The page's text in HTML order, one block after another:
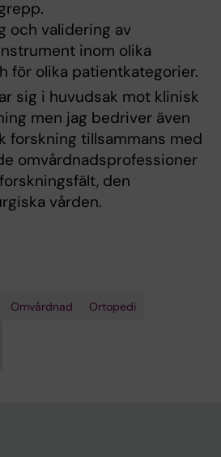
och validering av
inom olika
för olika patientkategorier.
sig i huvudsak mot klinisk
men jag bedriver även
forskning tillsammans med
omvårdnadsprofessioner
den
vården.
Omvårdnad Ortopedi